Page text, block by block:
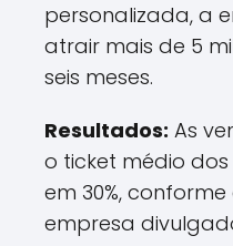
personalizada, a
atrair mais de 5
seis meses.
Resultados: As
o ticket médio
em 30%,
empresa